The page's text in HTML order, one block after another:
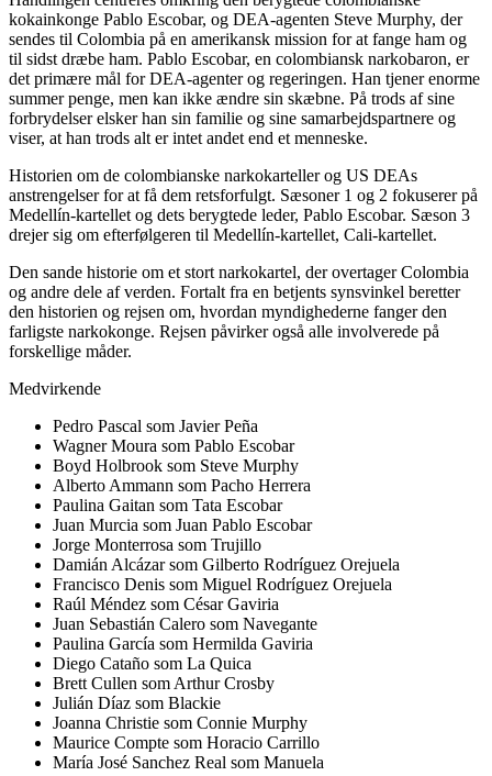
kokainkonge Pablo Escobar, og DEA-agenten Steve Murphy, der
sendes til Colombia på en amerikansk mission for at fange ham og
til sidst dræbe ham. Pablo Escobar, en colombiansk narkobaron, er
det primære mål for DEA-agenter og regeringen. Han tjener enorme
summer penge, men kan ikke ændre sin skæbne. På trods af sine
forbrydelser elsker han sin familie og sine samarbejdspartnere og
viser, at han trods alt er intet andet end et menneske.
Historien om de colombianske narkokarteller og US DEAs
anstrengelser for at få dem retsforfulgt. Sæsoner 1 og 2 fokuserer på
Medellín-kartellet og dets berygtede leder, Pablo Escobar. Sæson 3
drejer sig om efterfølgeren til Medellín-kartellet, Cali-kartellet.
Den sande historie om et stort narkokartel, der overtager Colombia
og andre dele af verden. Fortalt fra en betjents synsvinkel beretter
den historien og rejsen om, hvordan myndighederne fanger den
farligste narkokonge. Rejsen påvirker også alle involverede på
forskellige måder.
Medvirkende
Pedro Pascal som Javier Peña
Wagner Moura som Pablo Escobar
Boyd Holbrook som Steve Murphy
Alberto Ammann som Pacho Herrera
Paulina Gaitan som Tata Escobar
Juan Murcia som Juan Pablo Escobar
Jorge Monterrosa som Trujillo
Damián Alcázar som Gilberto Rodríguez Orejuela
Francisco Denis som Miguel Rodríguez Orejuela
Raúl Méndez som César Gaviria
Juan Sebastián Calero som Navegante
Paulina García som Hermilda Gaviria
Diego Cataño som La Quica
Brett Cullen som Arthur Crosby
Julián Díaz som Blackie
Joanna Christie som Connie Murphy
Maurice Compte som Horacio Carrillo
María José Sanchez Real som Manuela